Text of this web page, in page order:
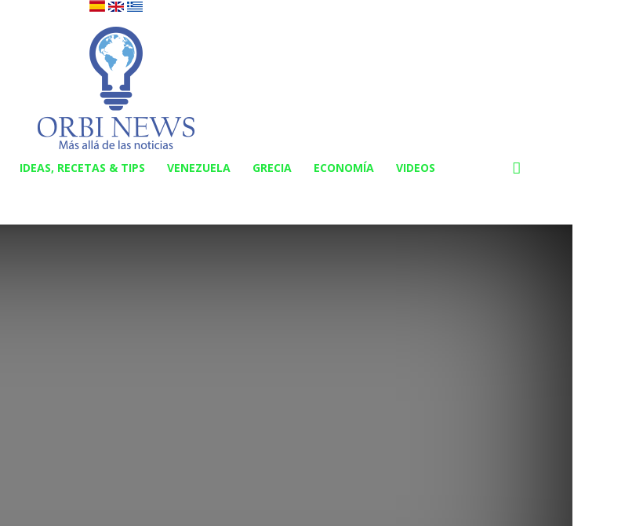
IDEAS, RECETAS & TIPS VENEZUELA GRECIA ECONOMÍA VIDEOS